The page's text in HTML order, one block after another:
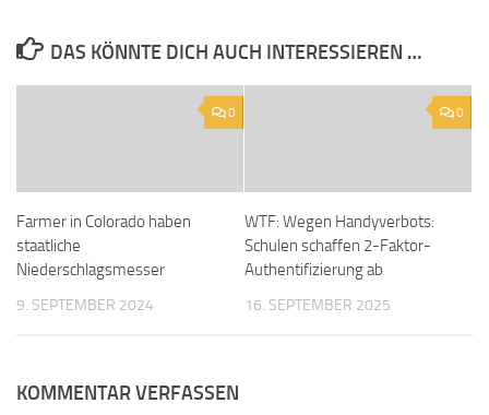
DAS KÖNNTE DICH AUCH INTERESSIEREN …
0
Farmer in Colorado haben
staatliche
Niederschlagsmesser
9. SEPTEMBER 2024
0
WTF: Wegen Handyverbots:
Schulen schaffen 2-Faktor-
Authentifizierung ab
16. SEPTEMBER 2025
KOMMENTAR VERFASSEN